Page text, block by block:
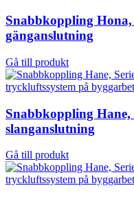
Snabbkoppling Hona,
gänganslutning
Gå till produkt
Snabbkoppling Hane,
slanganslutning
Gå till produkt